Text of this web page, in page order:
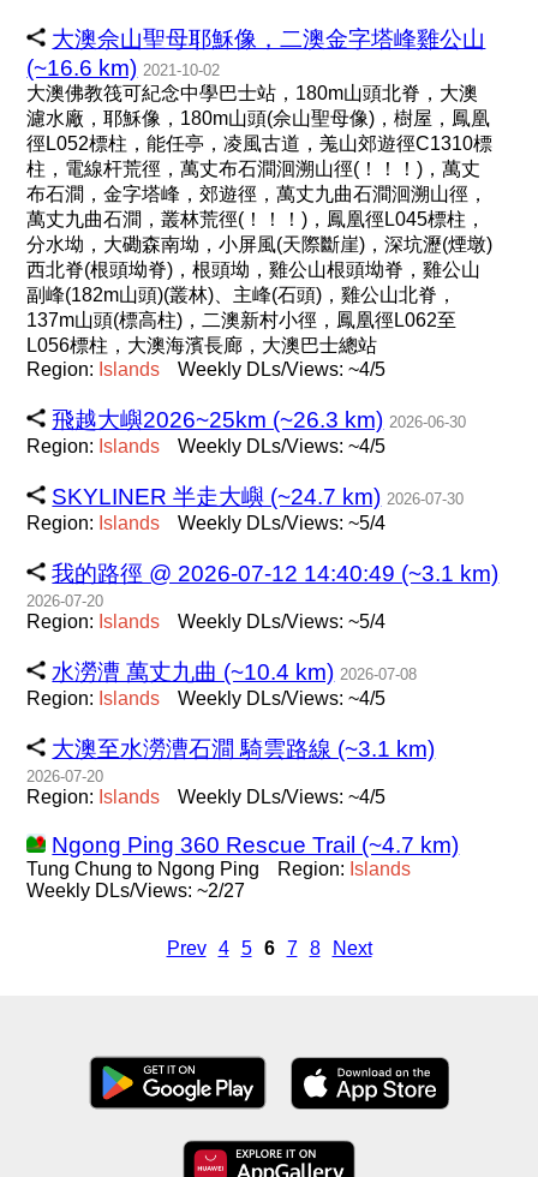
大澳佘山聖母耶穌像，二澳金字塔峰雞公山
(~16.6 km) 2021-10-02
大澳佛教筏可紀念中學巴士站，180m山頭北脊，大澳
濾水廠，耶穌像，180m山頭(佘山聖母像)，樹屋，鳳凰
徑L052標柱，能任亭，凌風古道，羗山郊遊徑C1310標
柱，電線杆荒徑，萬丈布石澗洄溯山徑(！！！)，萬丈
布石澗，金字塔峰，郊遊徑，萬丈九曲石澗洄溯山徑，
萬丈九曲石澗，叢林荒徑(！！！)，鳳凰徑L045標柱，
分水坳，大磡森南坳，小屏風(天際斷崖)，深坑瀝(煙墩)
西北脊(根頭坳脊)，根頭坳，雞公山根頭坳脊，雞公山
副峰(182m山頭)(叢林)、主峰(石頭)，雞公山北脊，
137m山頭(標高柱)，二澳新村小徑，鳳凰徑L062至
L056標柱，大澳海濱長廊，大澳巴士總站
Region: Islands Weekly DLs/Views: ~4/5
飛越大嶼2026~25km (~26.3 km) 2026-06-30
Region: Islands Weekly DLs/Views: ~4/5
SKYLINER 半走大嶼 (~24.7 km) 2026-07-30
Region: Islands Weekly DLs/Views: ~5/4
我的路徑 @ 2026-07-12 14:40:49 (~3.1 km)
2026-07-20
Region: Islands Weekly DLs/Views: ~5/4
水澇漕 萬丈九曲 (~10.4 km) 2026-07-08
Region: Islands Weekly DLs/Views: ~4/5
大澳至水澇漕石澗 騎雲路線 (~3.1 km)
2026-07-20
Region: Islands Weekly DLs/Views: ~4/5
Ngong Ping 360 Rescue Trail (~4.7 km)
Tung Chung to Ngong Ping Region: Islands
Weekly DLs/Views: ~2/27
Prev 4 5 6 7 8 Next